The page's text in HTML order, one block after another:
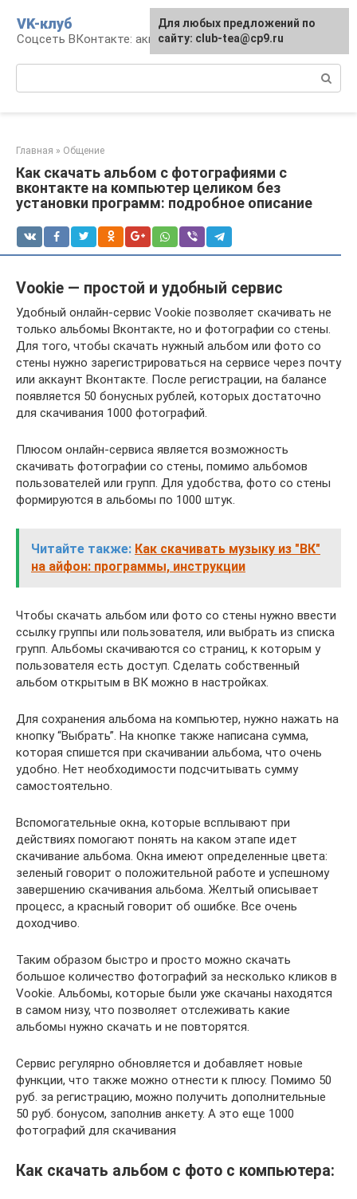
контенту
VK-клуб
Соцсеть ВКонтакте: аккаунт, общение, досуг
Главная » Общение
Как скачать альбом с фотографиями с
вконтакте на компьютер целиком без
установки программ: подробное описание
Vookie — простой и удобный сервис
Удобный онлайн-сервис Vookie позволяет скачивать не
только альбомы Вконтакте, но и фотографии со стены.
Для того, чтобы скачать нужный альбом или фото со
стены нужно зарегистрироваться на сервисе через почту
или аккаунт Вконтакте. После регистрации, на балансе
появляется 50 бонусных рублей, которых достаточно
для скачивания 1000 фотографий.
Плюсом онлайн-сервиса является возможность
скачивать фотографии со стены, помимо альбомов
пользователей или групп. Для удобства, фото со стены
формируются в альбомы по 1000 штук.
Читайте также: Как скачивать музыку из "ВК"
на айфон: программы, инструкции
Чтобы скачать альбом или фото со стены нужно ввести
ссылку группы или пользователя, или выбрать из списка
групп. Альбомы скачиваются со страниц, к которым у
пользователя есть доступ. Сделать собственный
альбом открытым в ВК можно в настройках.
Для сохранения альбома на компьютер, нужно нажать на
кнопку “Выбрать”. На кнопке также написана сумма,
которая спишется при скачивании альбома, что очень
удобно. Нет необходимости подсчитывать сумму
самостоятельно.
Вспомогательные окна, которые всплывают при
действиях помогают понять на каком этапе идет
скачивание альбома. Окна имеют определенные цвета:
зеленый говорит о положительной работе и успешному
завершению скачивания альбома. Желтый описывает
процесс, а красный говорит об ошибке. Все очень
доходчиво.
Таким образом быстро и просто можно скачать
большое количество фотографий за несколько кликов в
Vookie. Альбомы, которые были уже скачаны находятся
в самом низу, что позволяет отслеживать какие
альбомы нужно скачать и не повторятся.
Сервис регулярно обновляется и добавляет новые
функции, что также можно отнести к плюсу. Помимо 50
руб. за регистрацию, можно получить дополнительные
50 руб. бонусом, заполнив анкету. А это еще 1000
фотографий для скачивания
Как скачать альбом с фото с компьютера:
Для любых предложений по
сайту: club-tea@cp9.ru